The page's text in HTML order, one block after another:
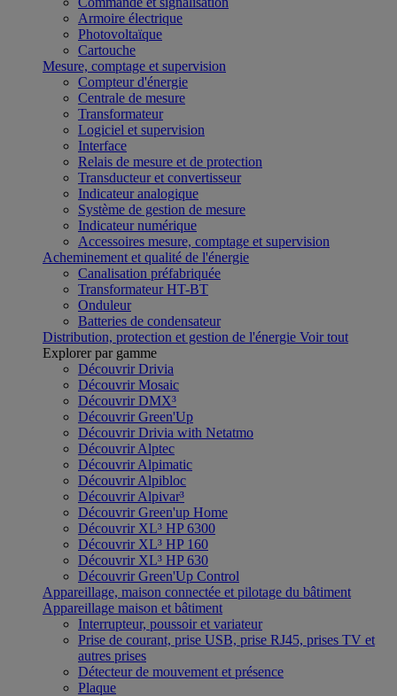
Armoire électrique
Photovoltaïque
Cartouche
Mesure, comptage et supervision
Compteur d'énergie
Centrale de mesure
Transformateur
Logiciel et supervision
Interface
Relais de mesure et de protection
Transducteur et convertisseur
Indicateur analogique
Système de gestion de mesure
Indicateur numérique
Accessoires mesure, comptage et supervision
Acheminement et qualité de l'énergie
Canalisation préfabriquée
Transformateur HT-BT
Onduleur
Batteries de condensateur
Distribution, protection et gestion de l'énergie Voir tout
Explorer par gamme
Découvrir Drivia
Découvrir Mosaic
Découvrir DMX³
Découvrir Green'Up
Découvrir Drivia with Netatmo
Découvrir Alptec
Découvrir Alpimatic
Découvrir Alpibloc
Découvrir Alpivar³
Découvrir Green'up Home
Découvrir XL³ HP 6300
Découvrir XL³ HP 160
Découvrir XL³ HP 630
Découvrir Green'Up Control
Appareillage, maison connectée et pilotage du bâtiment
Appareillage maison et bâtiment
Interrupteur, poussoir et variateur
Prise de courant, prise USB, prise RJ45, prises TV et
autres prises
Détecteur de mouvement et présence
Plaque